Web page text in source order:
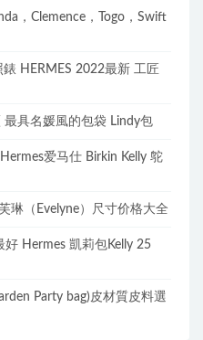
，Clemence，Togo，Swift
HERMES 2022最新 工匠
具名媛風的包袋 Lindy包
爱马仕 Birkin Kelly 鸵
琳（Evelyne）尺寸价格大全
Hermes 凱莉包Kelly 25
Party bag)皮材質皮料選